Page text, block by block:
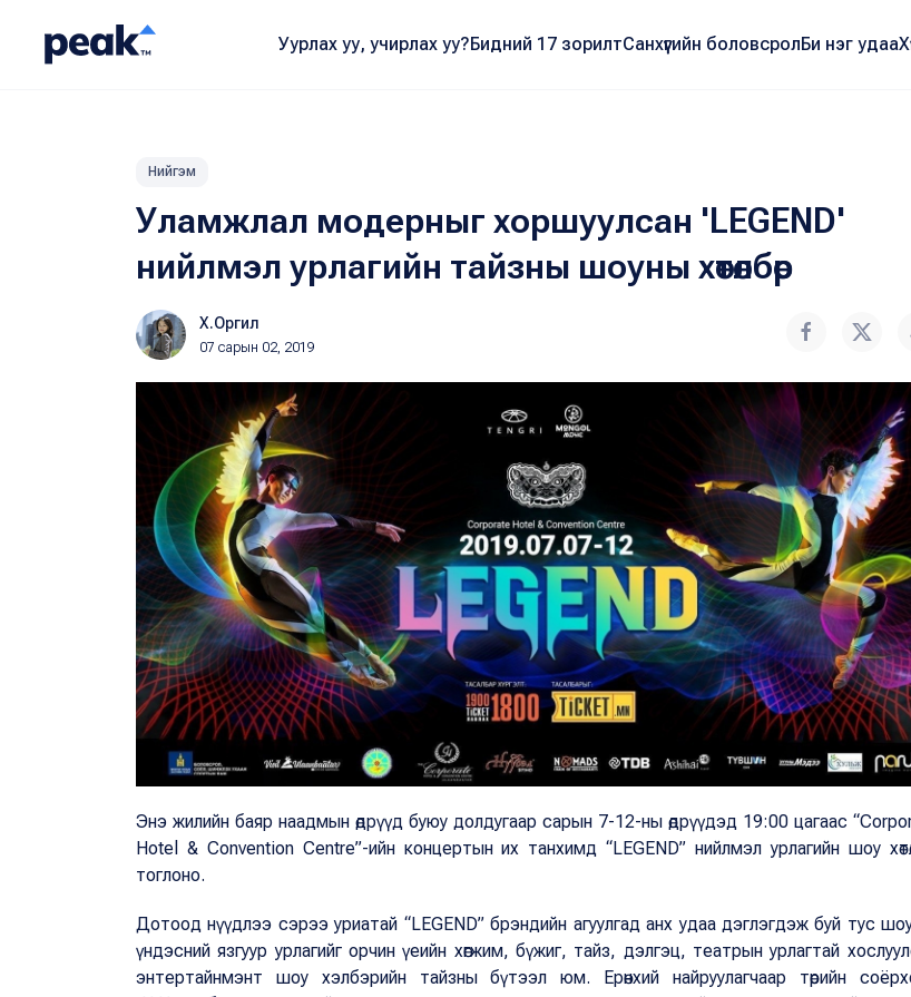
Уурлах уу, учирлах уу?Бидний 17 зорилтСанхүүгийн боловсролБи нэг удаа
Нийгэм
Уламжлал модерныг хоршуулсан 'LEGEND'
нийлмэл урлагийн тайзны шоуны хөтөлбөр
Х.Оргил
07 сарын 02, 2019
Энэ жилийн баяр наадмын өдрүүд буюу долдугаар сарын 7-12-ны өдрүүдэд 19:00 цагаас
Hotel & Convention Centre”-ийн концертын их танхимд “LEGEND” нийлмэл урлагийн шоу
тоглоно.
Дотоод нүүдлээ сэрээ уриатай “LEGEND” брэндийн агуулгад анх удаа дэглэгдэж буй тус
үндэсний язгуур урлагийг орчин үеийн хөгжим, бүжиг, тайз, дэлгэц, театрын урлагтай
энтертайнмэнт шоу хэлбэрийн тайзны бүтээл юм. Ерөнхий найруулагчаар төрийн